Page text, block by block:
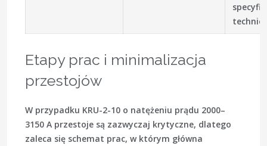
Etapy prac i minimalizacja
przestojów
W przypadku KRU-2-10 o natężeniu prądu 2000–
3150 A przestoje są zazwyczaj krytyczne, dlatego
zaleca się schemat prac, w którym główna